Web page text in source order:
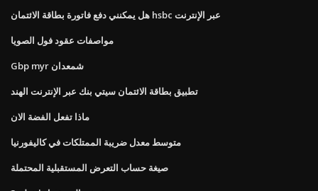
هل يمكنني دفع فاتورة بطاقة الائتمان hsbc عبر الإنترنت
مواصفات عقود فول الصويا
Gbp myr شمعدان
تطبيق بطاقة الائتمان سيتي بنك عبر الإنترنت الهند
ماذا تفعل الفضة الان
متوسط ​​معدل ضريبة الممتلكات في كاليفورنيا
صيغة حساب التعرض المستقبلية المحتملة